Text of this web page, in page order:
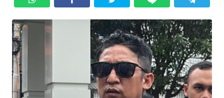
EKUIN
SAINS-TEKNO
KESEHATAN